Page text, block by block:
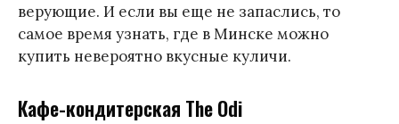
верующие. И если вы еще не запаслись, то
самое время узнать, где в Минске можно
купить невероятно вкусные куличи.
Кафе-кондитерская The Odi